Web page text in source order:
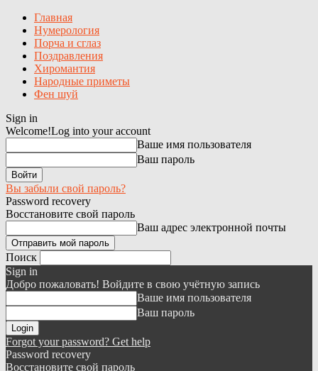
Главная
Нумерология
Порча и сглаз
Поздравления
Хиромантия
Народные приметы
Фен шуй
Sign in
Welcome!Log into your account
Ваше имя пользователя
Ваш пароль
Вы забыли свой пароль?
Password recovery
Восстановите свой пароль
Ваш адрес электронной почты
Поиск
Sign in
Добро пожаловать! Войдите в свою учётную запись
Ваше имя пользователя
Ваш пароль
Forgot your password? Get help
Password recovery
Восстановите свой пароль